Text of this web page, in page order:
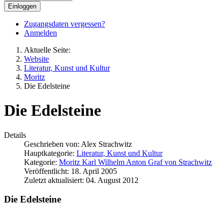
Einloggen
Zugangsdaten vergessen?
Anmelden
Aktuelle Seite:
Website
Literatur, Kunst und Kultur
Moritz
Die Edelsteine
Die Edelsteine
Details
Geschrieben von: Alex Strachwitz
Hauptkategorie: Literatur, Kunst und Kultur
Kategorie: Moritz Karl Wilhelm Anton Graf von Strachwitz
Veröffentlicht: 18. April 2005
Zuletzt aktualisiert: 04. August 2012
Die Edelsteine